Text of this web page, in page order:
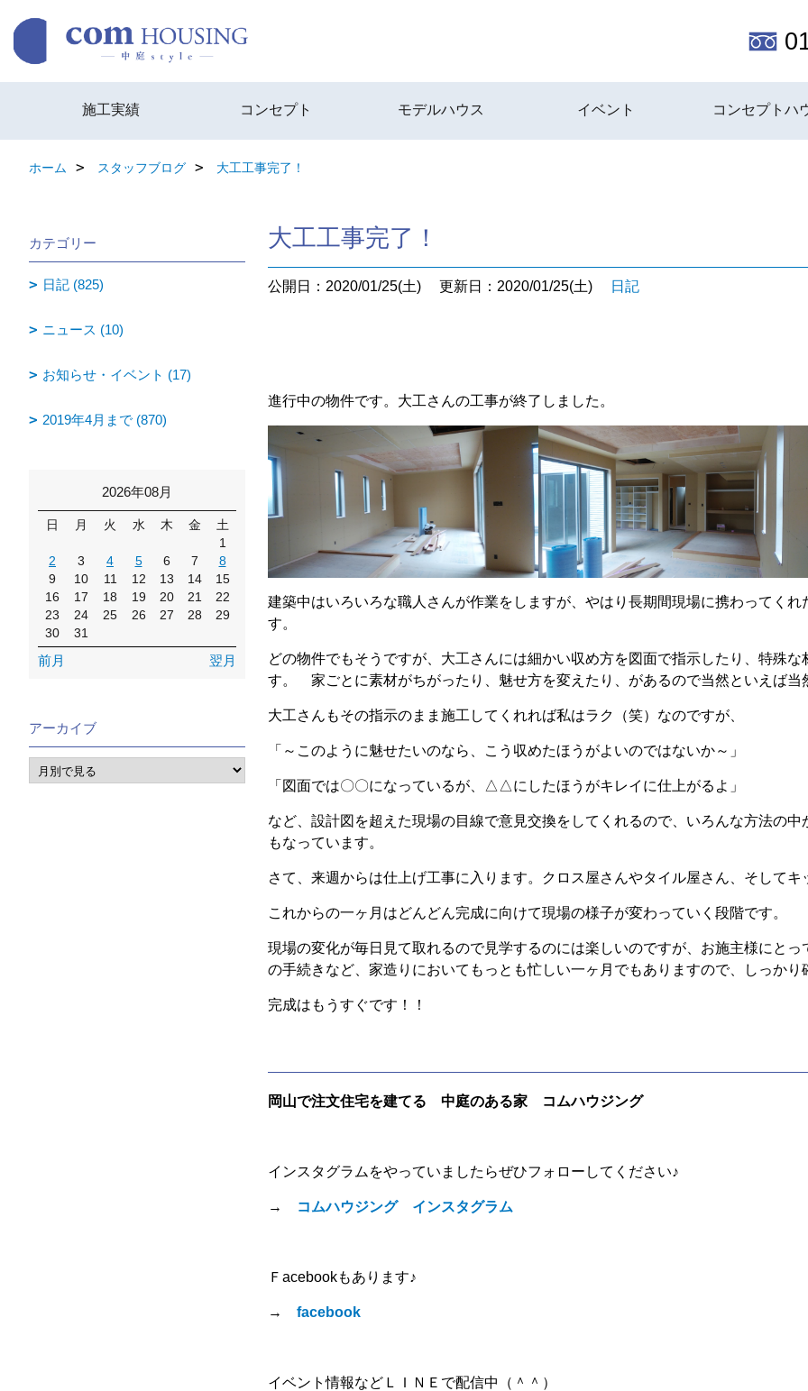
施工実績 コンセプト モデルハウス イベント コンセプトハ
ホーム スタッフブログ 大工工事完了！
大工工事完了！
公開日：2020/01/25(土) 更新日：2020/01/25(土) 日記
進行中の物件です。大工さんの工事が終了しました。
建築中はいろいろな職人さんが作業をしますが、やはり長期間現場に携わってく
す。
どの物件でもそうですが、大工さんには細かい収め方を図面で指示したり、特殊
す。 家ごとに素材がちがったり、魅せ方を変えたり、があるので当然といえば当
大工さんもその指示のまま施工してくれれば私はラク（笑）なのですが、
「～このように魅せたいのなら、こう収めたほうがよいのではないか～」
「図面では〇〇になっているが、△△にしたほうがキレイに仕上がるよ」
など、設計図を超えた現場の目線で意見交換をしてくれるので、いろんな方法の
もなっています。
さて、来週からは仕上げ工事に入ります。クロス屋さんやタイル屋さん、そして
これからの一ヶ月はどんどん完成に向けて現場の様子が変わっていく段階です。
現場の変化が毎日見て取れるので見学するのには楽しいのですが、お施主様にと
の手続きなど、家造りにおいてもっとも忙しい一ヶ月でもありますので、しっか
完成はもうすぐです！！
岡山で注文住宅を建てる 中庭のある家 コムハウジング
インスタグラムをやっていましたらぜひフォローしてください♪
→ コムハウジング インスタグラム
Ｆacebookもあります♪
→ facebook
イベント情報などＬＩＮＥで配信中（＾＾）
カテゴリー
日記 (825)
ニュース (10)
お知らせ・イベント (17)
2019年4月まで (870)
2026年08月
日 月 火 水 木 金
土
1
2
3 4 5 6 7
8
9
10 11 12 13 14
15
16
17 18 19 20 21
22
23
24 25 26 27 28
29
30
31
前月 翌月
アーカイブ